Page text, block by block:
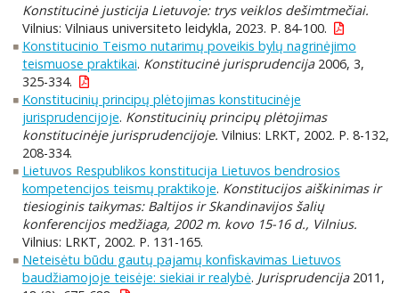
Konstitucinė justicija Lietuvoje: trys veiklos dešimtmečiai.
Vilnius: Vilniaus universiteto leidykla, 2023. P. 84-100.
Konstitucinio Teismo nutarimų poveikis bylų nagrinėjimo
teismuose praktikai. Konstitucinė jurisprudencija2006, 3,
325-334.
Konstitucinių principų plėtojimas konstitucinėje
jurisprudencijoje. Konstitucinių principų plėtojimas
konstitucinėje jurisprudencijoje. Vilnius: LRKT, 2002. P. 8-132,
208-334.
Lietuvos Respublikos konstitucija Lietuvos bendrosios
kompetencijos teismų praktikoje. Konstitucijos aiškinimas ir
tiesioginis taikymas: Baltijos ir Skandinavijos šalių
konferencijos medžiaga, 2002 m. kovo 15-16 d., Vilnius.
Vilnius: LRKT, 2002. P. 131-165.
Neteisėtu būdu gautų pajamų konfiskavimas Lietuvos
baudžiamojoje teisėje: siekiai ir realybė. Jurisprudencija2011,